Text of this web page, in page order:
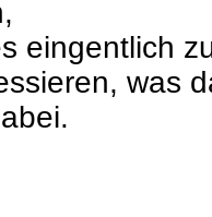
eingentlich
was